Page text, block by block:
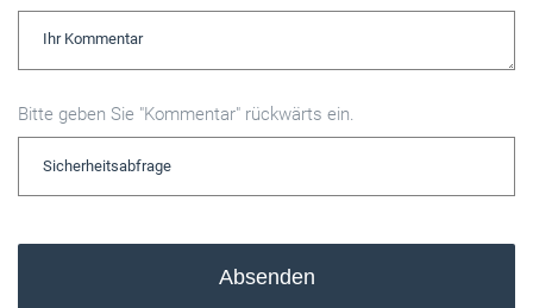
Bitte geben Sie "Kommentar" rückwärts ein.
Absenden